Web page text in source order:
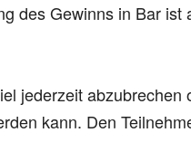
des Gewinns in Bar
jederzeit
kann. Den